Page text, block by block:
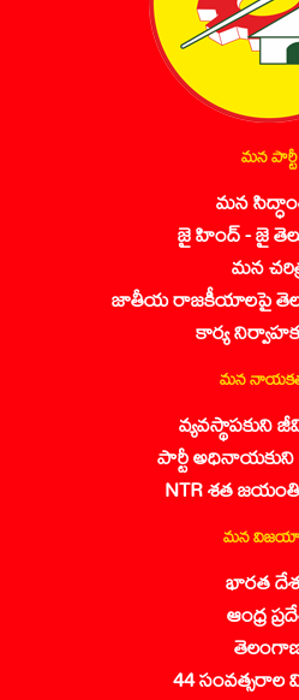
మన పార్టీ
మన
జై హింద్ - జై
మన
జాతీయ రాజకీయాలపై
కార్య
మన
వ్యవస్థాపకుని
పార్టీ అధినాయకుని
NTR శత
మన
భారత
ఆంధ్ర
44